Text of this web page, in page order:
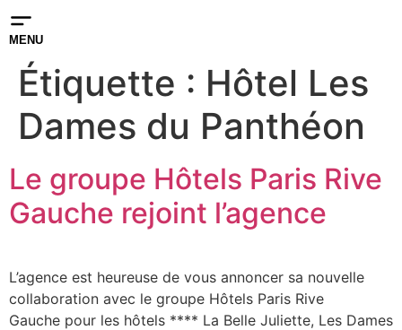
MENU
Étiquette : Hôtel Les
Dames du Panthéon
Le groupe Hôtels Paris Rive
Gauche rejoint l’agence
L’agence est heureuse de vous annoncer sa nouvelle
collaboration avec le groupe Hôtels Paris Rive
Gauche pour les hôtels **** La Belle Juliette, Les Dames